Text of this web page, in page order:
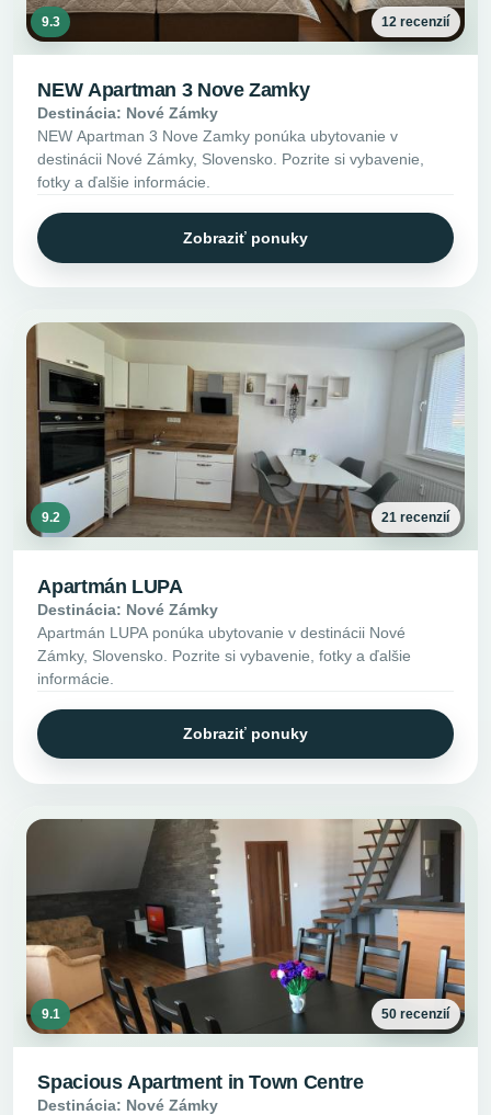
9.3 12 recenzií
NEW Apartman 3 Nove Zamky
Destinácia: Nové Zámky
NEW Apartman 3 Nove Zamky ponúka ubytovanie v
destinácii Nové Zámky, Slovensko. Pozrite si vybavenie,
fotky a ďalšie informácie.
Zobraziť ponuky
9.2 21 recenzií
Apartmán LUPA
Destinácia: Nové Zámky
Apartmán LUPA ponúka ubytovanie v destinácii Nové
Zámky, Slovensko. Pozrite si vybavenie, fotky a ďalšie
informácie.
Zobraziť ponuky
9.1 50 recenzií
Spacious Apartment in Town Centre
Destinácia: Nové Zámky